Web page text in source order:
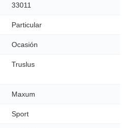
33011
Particular
Ocasión
Truslus
Maxum
Sport